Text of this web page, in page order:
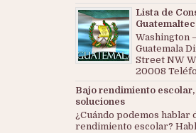
Lista de
Washington
Guatemala
Street NW
20008
Bajo rendimiento escolar,
soluciones
¿Cuándo podemos hablar
rendimiento escolar?